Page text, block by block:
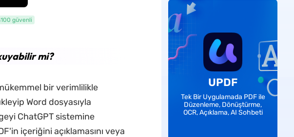
güvenli
mi?
bir verimlilikle
Word dosyasıyla
ChatGPT sistemine
içeriğini açıklamasını veya
UPDF
Tek Bir Uygulamada PDF ile
Düzenleme, Dönüştürme,
OCR, Açıklama, AI Sohbeti